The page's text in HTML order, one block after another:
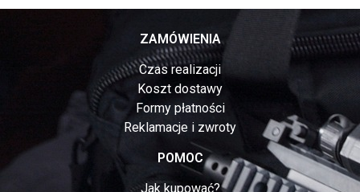
ZAMÓWIENIA
Czas realizacji
Koszt dostawy
Formy płatności
Reklamacje i zwroty
POMOC
Jak kupować?